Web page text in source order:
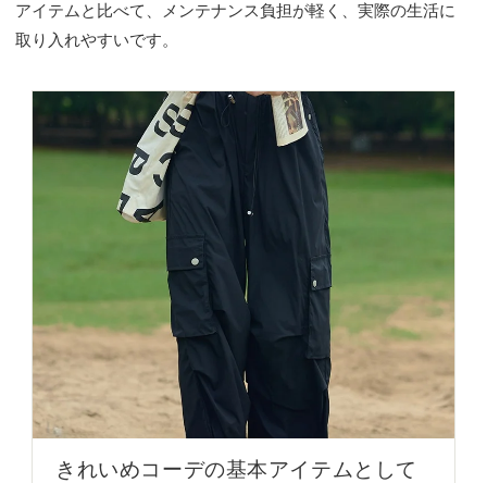
アイテムと比べて、メンテナンス負担が軽く、実際の生活に
取り入れやすいです。
きれいめコーデの基本アイテムとして